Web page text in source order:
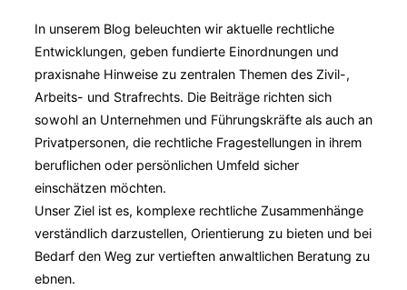
In unserem Blog beleuchten wir aktuelle rechtliche
Entwicklungen, geben fundierte Einordnungen und
praxisnahe Hinweise zu zentralen Themen des Zivil-,
Arbeits- und Strafrechts. Die Beiträge richten sich
sowohl an Unternehmen und Führungskräfte als auch an
Privatpersonen, die rechtliche Fragestellungen in ihrem
beruflichen oder persönlichen Umfeld sicher
einschätzen möchten.
Unser Ziel ist es, komplexe rechtliche Zusammenhänge
verständlich darzustellen, Orientierung zu bieten und bei
Bedarf den Weg zur vertieften anwaltlichen Beratung zu
ebnen.